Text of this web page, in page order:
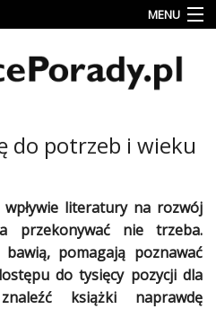
MENU
do potrzeb i wieku
literatury na rozwój
przekonywać nie trzeba.
pomagają poznawać
do tysięcy pozycji dla
książki naprawdę